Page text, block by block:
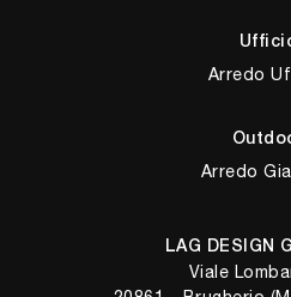
Arredo
Arredo
LAG DESIGN
Viale